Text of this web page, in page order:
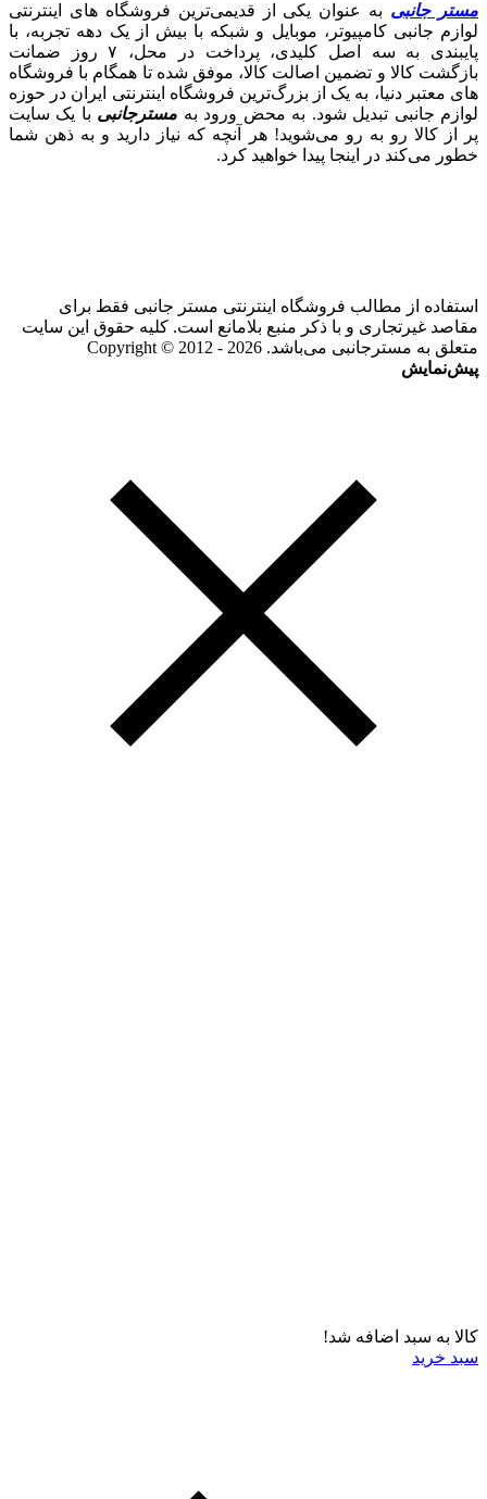
مستر جانبی به عنوان یکی از قدیمی‌ترین فروشگاه های اینترنتی
لوازم جانبی کامپیوتر، موبایل و شبکه با بیش از یک دهه تجربه، با
پایبندی به سه اصل کلیدی، پرداخت در محل، ۷ روز ضمانت
بازگشت کالا و تضمین اصالت کالا، موفق شده تا همگام با فروشگاه‌
های معتبر دنیا، به یک از بزرگ‌ترین فروشگاه اینترنتی ایران در حوزه
لوازم جانبی تبدیل شود. به محض ورود به مسترجانبی با یک سایت
پر از کالا رو به رو می‌شوید! هر آنچه که نیاز دارید و به ذهن شما
خطور می‌کند در اینجا پیدا خواهید کرد.
استفاده از مطالب فروشگاه اینترنتی مستر جانبی فقط برای
مقاصد غیرتجاری و با ذکر منبع بلامانع است. کلیه حقوق این سایت
متعلق به مسترجانبی می‌باشد. Copyright © 2012 - 2026
پیش‌نمایش
کالا به سبد اضافه شد!
سبد خرید